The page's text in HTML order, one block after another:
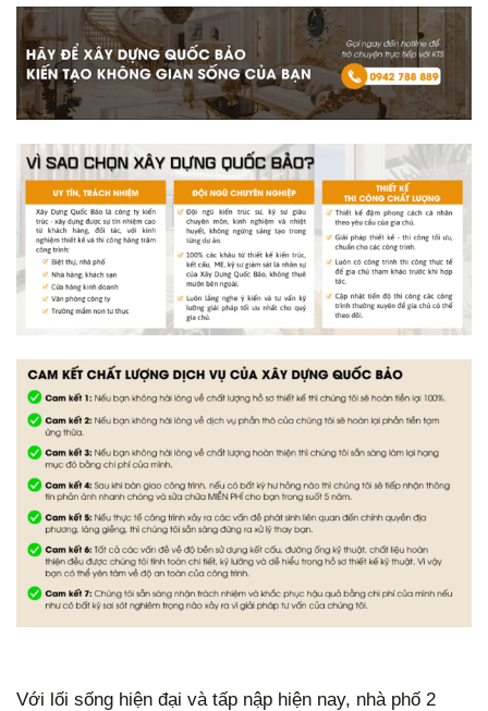
Với lối sống hiện đại và tấp nập hiện nay, nhà phố 2